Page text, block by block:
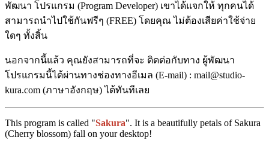
พัฒนา โปรแกรม (Program Developer) เขาได้แจกให้ ทุกคนได้
สามารถนำไปใช้กันฟรีๆ (FREE) โดยคุณ ไม่ต้องเสียค่าใช้จ่าย
ใดๆ ทั้งสิ้น
นอกจากนี้แล้ว คุณยังสามารถที่จะ ติดต่อกับทาง ผู้พัฒนา
โปรแกรมนี้ได้ผ่านทางช่องทางอีเมล (E-mail) : mail@studio-
kura.com (ภาษาอังกฤษ) ได้ทันทีเลย
This program is called "Sakura". It is a beautifully petals of Sakura
(Cherry blossom) fall on your desktop!